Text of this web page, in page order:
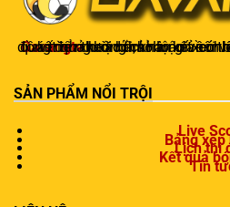
Gavangtv
không chỉ là nơi xem bóng mà còn là một cộng đồng để người hâm mộ kết nối và trao đổi cảm xúc. Trong quá trình theo
SẢN PHẨM NỔI TRỘI
Live
Bảng xếp
Lịch thi
Kết quả
Tin